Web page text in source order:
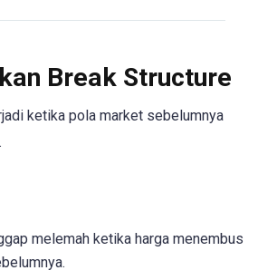
Break Structure
ketika pola market sebelumnya
melemah ketika harga menembus